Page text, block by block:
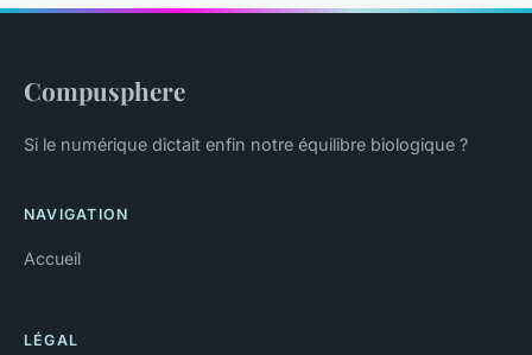
Compusphere
Si le numérique dictait enfin notre équilibre biologique ?
NAVIGATION
Accueil
LÉGAL